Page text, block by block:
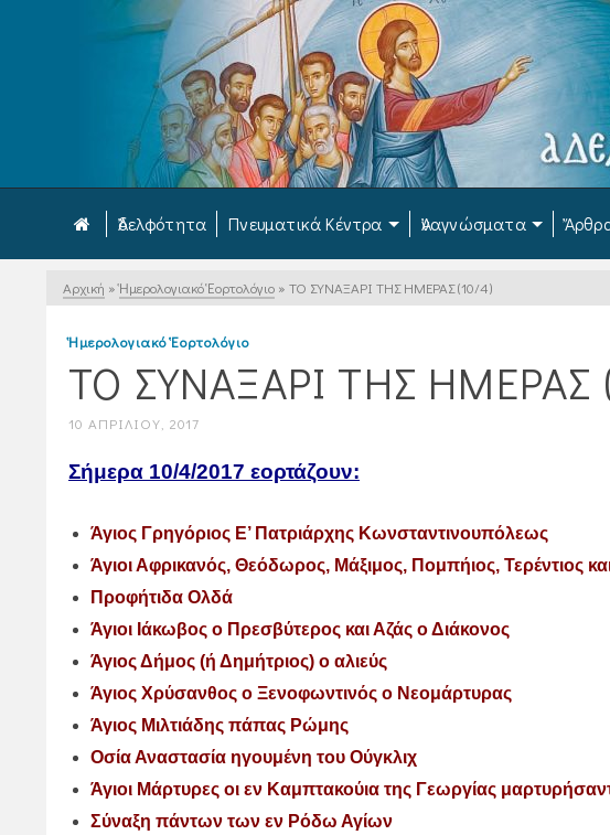
Ἀδελφότητα Πνευματικά Κέντρα Ἀναγνώσματα
Αρχική » Ἡμερολογιακό Ἑορτολόγιο » ΤΟ ΣΥΝΑΞΑΡΙ ΤΗΣ ΗΜΕΡΑΣ (10/4)
Ἡμερολογιακό Ἑορτολόγιο
ΤΟ ΣΥΝΑΞΑΡΙ ΤΗΣ ΗΜΕΡΑΣ
10 ΑΠΡΙΛΊΟΥ, 2017
Σήμερα 10/4/2017 εορτάζουν:
Άγιος Γρηγόριος Ε’ Πατριάρχης Κωνσταντινουπόλεως
Άγιοι Αφρικανός, Θεόδωρος, Μάξιμος, Πομπήιος, Τερέντιος
Προφήτιδα Ολδά
Άγιοι Ιάκωβος ο Πρεσβύτερος και Αζάς ο Διάκονος
Άγιος Δήμος (ή Δημήτριος) ο αλιεύς
Άγιος Χρύσανθος ο Ξενοφωντινός ο Νεομάρτυρας
Άγιος Μιλτιάδης πάπας Ρώμης
Οσία Αναστασία ηγουμένη του Ούγκλιχ
Άγιοι Μάρτυρες οι εν Καμπτακούια της Γεωργίας
Σύναξη πάντων των εν Ρόδω Αγίων